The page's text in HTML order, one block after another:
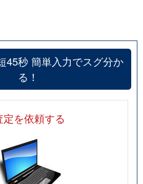
45秒 簡単入力でスグ分か
る！
定を依頼する